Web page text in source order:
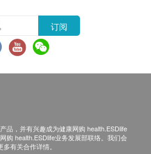
日而有所影響。當八號烈風
警告生效時，送貨服務時間將
貨品的供應情況再作最後確
订阅
品，并有兴趣成为健康网购 health.ESDlife
购 health.ESDlife业务发展部联络。我们会
有关合作详情。